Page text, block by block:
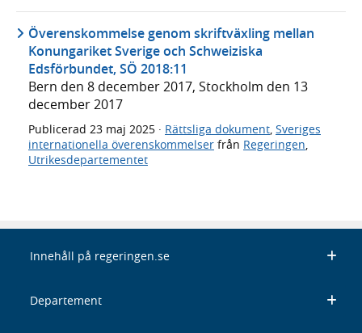
Överenskommelse genom skriftväxling mellan
Konungariket Sverige och Schweiziska
Edsförbundet, SÖ 2018:11
Bern den 8 december 2017, Stockholm den 13
december 2017
Publicerad 23 maj 2025 · Rättsliga dokument, Sveriges
internationella överenskommelser från Regeringen,
Utrikesdepartementet
Innehåll på regeringen.se
Departement